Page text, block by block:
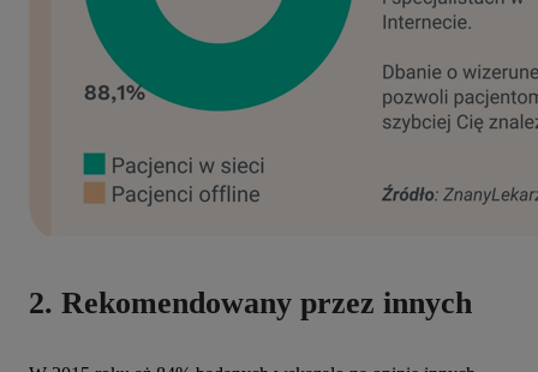
2. Rekomendowany przez innych